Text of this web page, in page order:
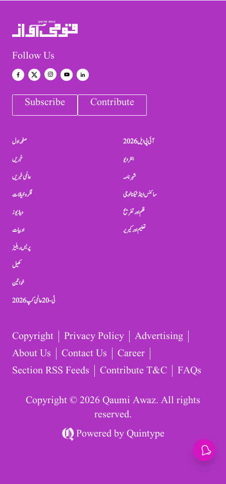
Follow Us
Subscribe Contribute
صفحہ اول
خبریں
عالمی خبریں
فکر و خیالات
ویڈیوز
ادبیات
پریس ریلیز
کھیل
خواتین
ٹی-20 عالمی کپ 2026
آئی پی ایل 2026
انٹرویو
شہرنامہ
سائنس اینڈ ٹیکنالوجی
فلم اور تفریح
تعلیم اور کیریر
Copyright Privacy Policy
Advertising
About Us
Contact Us
Career
Section RSS Feeds
Contribute T&C FAQs
Copyright © 2026 Qaumi Awaz. All rights
reserved.
Powered byQuintype